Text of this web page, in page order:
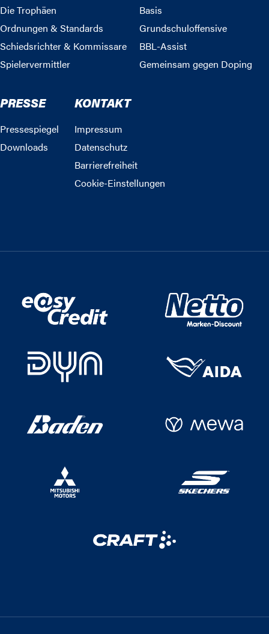
Die Trophäen
Ordnungen & Standards
Schiedsrichter & Kommissare
Spielervermittler
Basis
Grundschuloffensive
BBL-Assist
Gemeinsam gegen Doping
PRESSE
Pressespiegel
Downloads
KONTAKT
Impressum
Datenschutz
Barrierefreiheit
Cookie-Einstellungen